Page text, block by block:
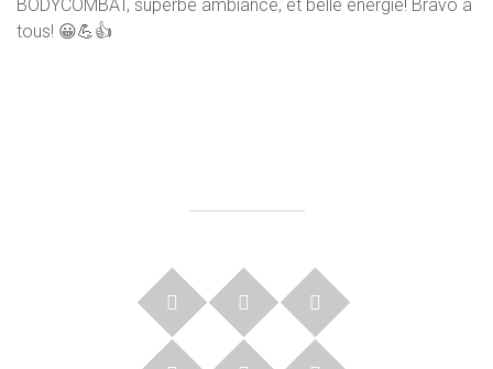
BODYCOMBAT, superbe ambiance, et belle énergie! Bravo à
tous! 😀💪👍